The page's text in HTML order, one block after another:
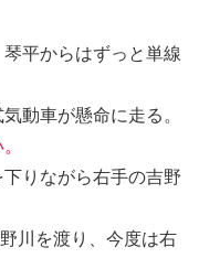
平からはずっと単線
動車が懸命に走る。
りながら右手の吉野
川を渡り、今度は右